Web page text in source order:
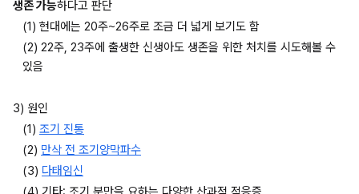
생존 가능하다고 판단
(1) 현대에는 20주~26주로 조금 더 넓게 보기도 함
(2) 22주, 23주에 출생한 신생아도 생존을 위한 처치를 시도해볼 수
있음
3) 원인
(1) 조기 진통
(2) 만삭 전 조기양막파수
(3) 다태임신